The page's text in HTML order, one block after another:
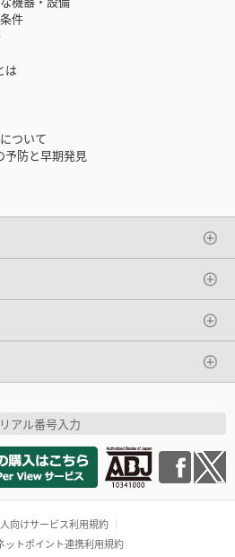
件
ついて
防と早期発見
アル番号入力
向けサービス利用規約
ットポイント連携利用規約